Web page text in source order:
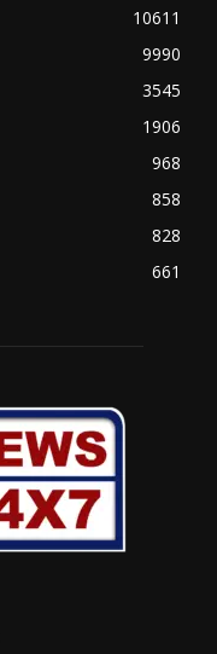
10611
9990
3545
1906
968
858
828
661